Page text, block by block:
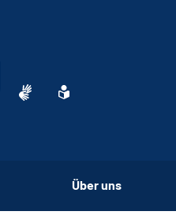
Über uns